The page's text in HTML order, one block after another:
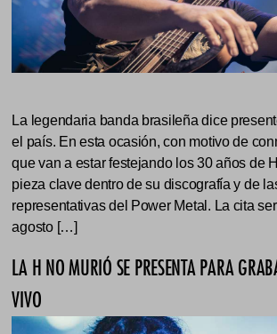
La legendaria banda brasileña dice
el país. En esta ocasión, con motivo de
que van a estar festejando los 30 años de
pieza clave dentro de su discografía y de
representativas del Power Metal. La cita
agosto […]
LA H NO MURIÓ SE PRESENTA PARA
VIVO